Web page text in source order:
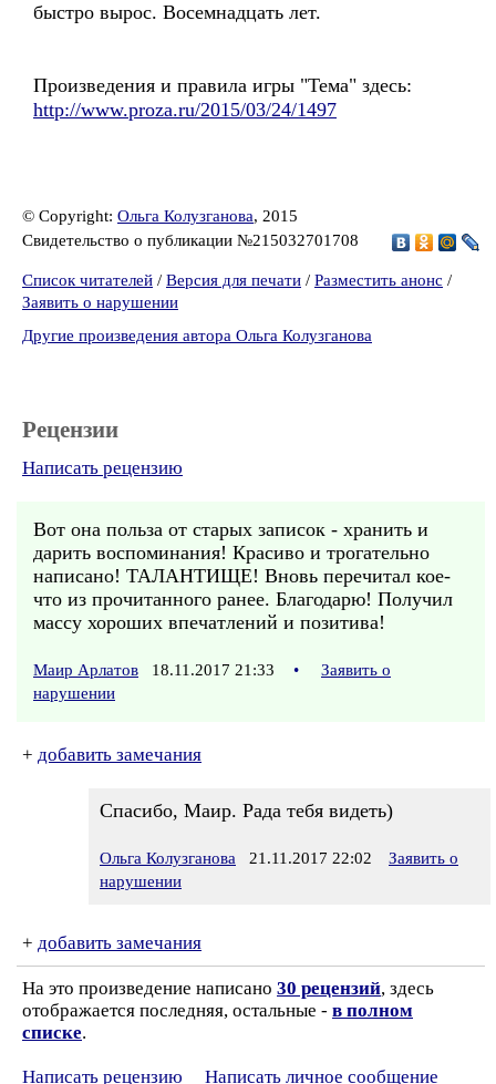
быстро вырос. Восемнадцать лет.
Произведения и правила игры "Тема" здесь:
http://www.proza.ru/2015/03/24/1497
© Copyright: Ольга Колузганова, 2015
Свидетельство о публикации №215032701708
Список читателей / Версия для печати / Разместить анонс /
Заявить о нарушении
Другие произведения автора Ольга Колузганова
Рецензии
Написать рецензию
Вот она польза от старых записок - хранить и
дарить воспоминания! Красиво и трогательно
написано! ТАЛАНТИЩЕ! Вновь перечитал кое-
что из прочитанного ранее. Благодарю! Получил
массу хороших впечатлений и позитива!
Маир Арлатов 18.11.2017 21:33 •
Заявить о
нарушении
+ добавить замечания
Спасибо, Маир. Рада тебя видеть)
Ольга Колузганова 21.11.2017 22:02
Заявить о
нарушении
+ добавить замечания
На это произведение написано 30 рецензий, здесь
отображается последняя, остальные - в полном
списке.
Написать рецензию Написать личное сообщение